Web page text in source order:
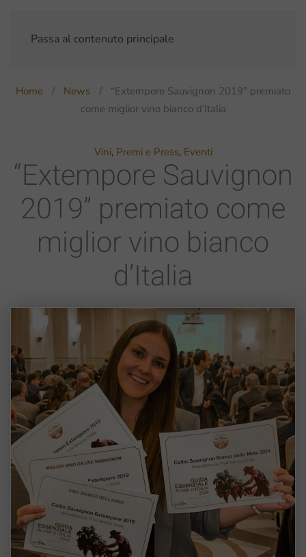
Passa al contenuto principale
Home News
“Extempore Sauvignon 2019” premiato
come miglior vino bianco d’Italia
Vini, Premi e Press, Eventi
“Extempore Sauvignon
2019” premiato come
miglior vino bianco
d’Italia